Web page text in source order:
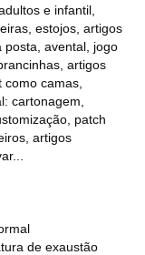
e infantil,
estojos, artigos
posta, avental, jogo
artigos
camas,
cartonagem,
patch
artigos
de exaustão